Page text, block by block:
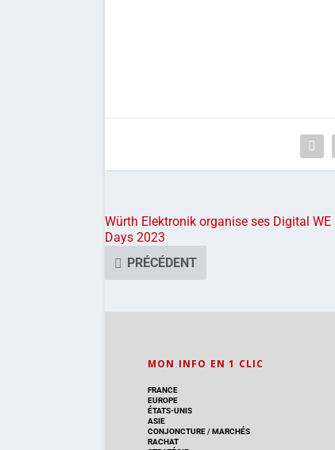
Würth Elektronik organise ses Digital WE
Days 2023
PRÉCÉDENT
MON INFO EN 1 CLIC
FRANCE
EUROPE
ÉTATS-UNIS
ASIE
CONJONCTURE/MARCHÉS
RACHAT